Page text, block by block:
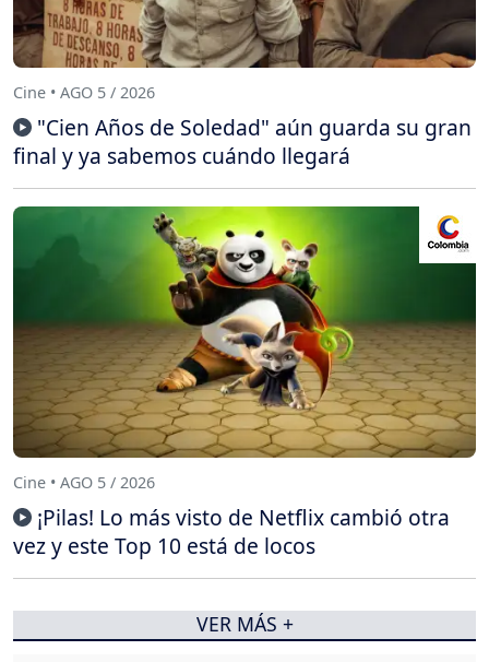
Cine • AGO 5 / 2026
"Cien Años de Soledad" aún guarda su gran
final y ya sabemos cuándo llegará
Cine • AGO 5 / 2026
¡Pilas! Lo más visto de Netflix cambió otra
vez y este Top 10 está de locos
VER MÁS +